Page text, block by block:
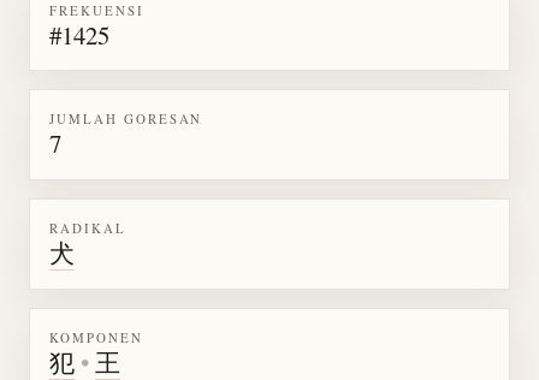
FREKUENSI
#1425
JUMLAH GORESAN
7
RADIKAL
犬
KOMPONEN
犯 •王